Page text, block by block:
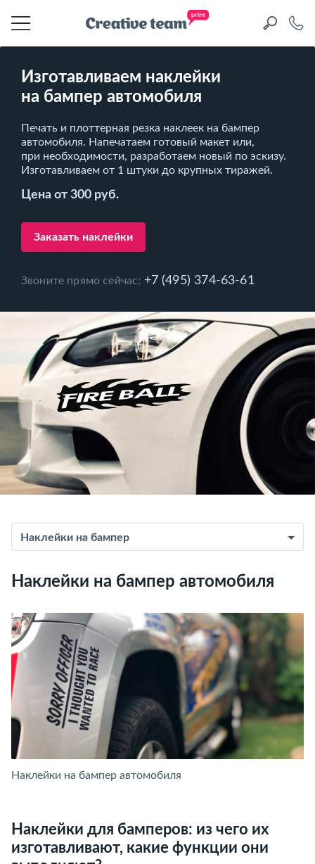
Изготавливаем наклейки
на бампер автомобиля
Печать и плоттерная резка наклеек на бампер
автомобиля. Напечатаем готовый макет или,
при необходимости, разработаем новый по эскизу.
Изготавливаем от 1 штуки до крупных тиражей.
Цена от 300 руб.
Заказать наклейки
Звоните прямо сейчас: +7 (495) 374-63-61
Наклейки на бампер
Наклейки на бампер автомобиля
Наклейки на бампер автомобиля
Наклейки для бамперов: из чего их
изготавливают, какие функции они